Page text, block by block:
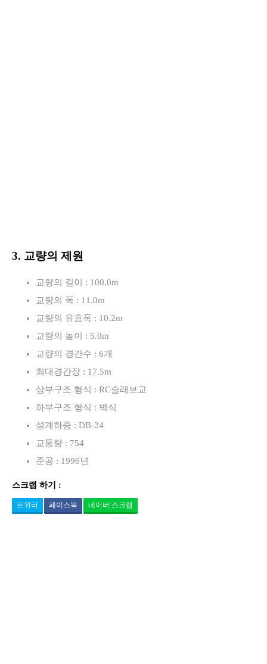
3. 교량의 제원
교량의 길이 : 100.0m
교량의 폭 : 11.0m
교량의 유효폭 : 10.2m
교량의 높이 : 5.0m
교량의 경간수 : 6개
최대경간장 : 17.5m
상부구조 형식 : RC슬래브교
하부구조 형식 : 벽식
설계하중 : DB-24
교통량 : 754
준공 : 1996년
스크랩 하기 :
트위터 페이스북 네이버 스크랩